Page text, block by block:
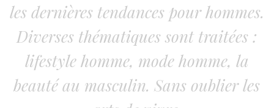
les dernières tendances pour hommes.
Diverses thématiques sont traitées :
lifestyle homme, mode homme, la
beauté au masculin. Sans oublier les